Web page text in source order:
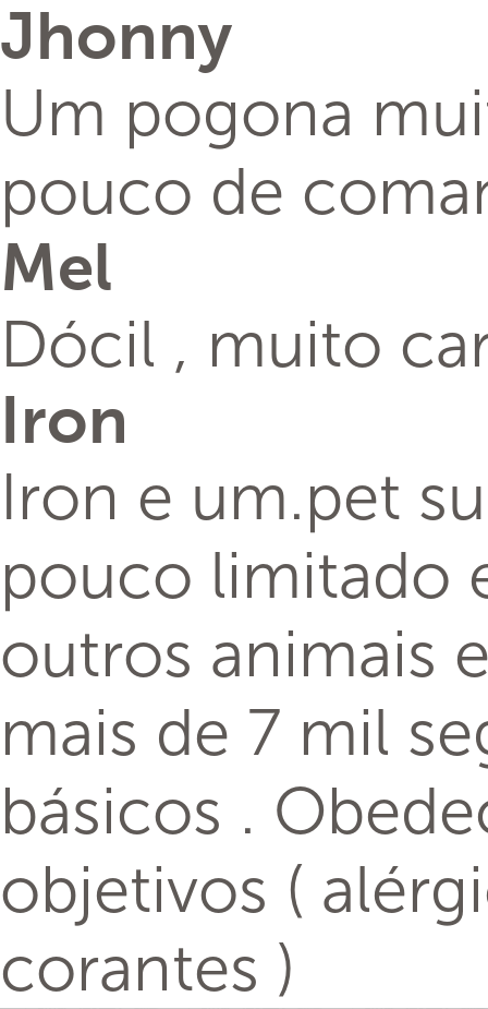
Jhonny
Um pogona
pouco de
Mel
Dócil , muito
Iron
Iron e um.pet
pouco limitado
outros animais
mais de 7 mil
básicos .
objetivos (
corantes )